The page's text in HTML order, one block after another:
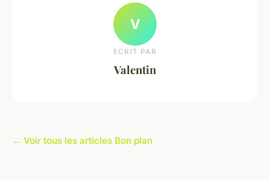
V
ECRIT PAR
Valentin
← Voir tous les articles Bon plan